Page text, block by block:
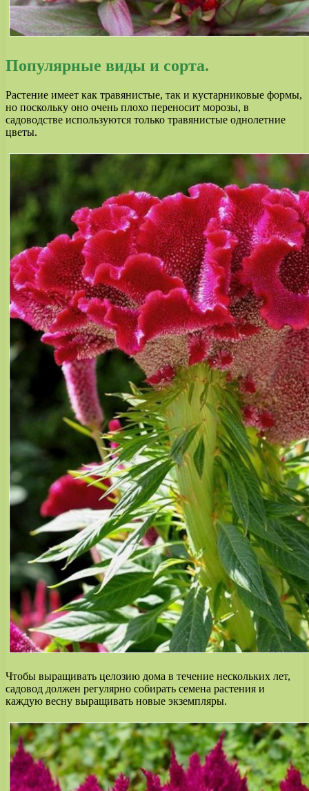
Популярные виды и сорта.
Растение имеет как травянистые, так и кустарниковые формы,
но поскольку оно очень плохо переносит морозы, в
садоводстве используются только травянистые однолетние
цветы.
Чтобы выращивать целозию дома в течение нескольких лет,
садовод должен регулярно собирать семена растения и
каждую весну выращивать новые экземпляры.